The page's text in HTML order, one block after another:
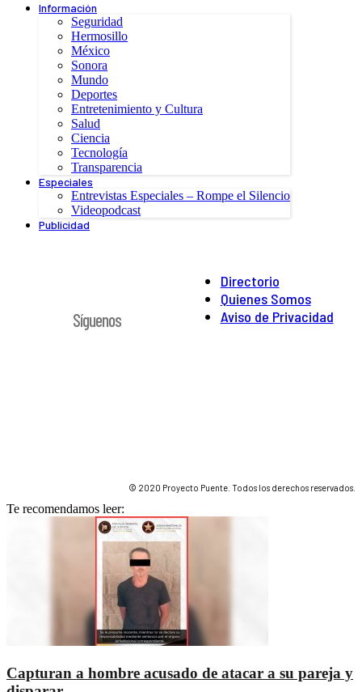
Información
Seguridad
Hermosillo
México
Sonora
Mundo
Deportes
Entretenimiento y Cultura
Salud
Ciencia
Tecnología
Transparencia
Especiales
Entrevistas Especiales – Rompe el Silencio
Videopodcast
Publicidad
Directorio
Quienes Somos
Aviso de Privacidad
Síguenos
© 2020 Proyecto Puente. Todos los derechos reservados.
Te recomendamos leer:
Capturan a hombre acusado de atacar a su pareja y